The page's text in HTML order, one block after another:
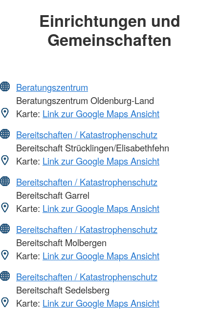
Einrichtungen und
Gemeinschaften
Beratungszentrum
Beratungszentrum Oldenburg-Land
Karte: Link zur Google Maps Ansicht
Bereitschaften / Katastrophenschutz
Bereitschaft Strücklingen/Elisabethfehn
Karte: Link zur Google Maps Ansicht
Bereitschaften / Katastrophenschutz
Bereitschaft Garrel
Karte: Link zur Google Maps Ansicht
Bereitschaften / Katastrophenschutz
Bereitschaft Molbergen
Karte: Link zur Google Maps Ansicht
Bereitschaften / Katastrophenschutz
Bereitschaft Sedelsberg
Karte: Link zur Google Maps Ansicht